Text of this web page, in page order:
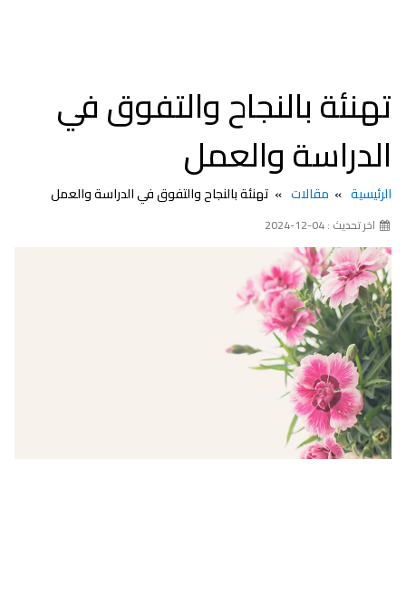
تهنئة بالنجاح والتفوق في
الدراسة والعمل
الرئيسية مقالات تهنئة بالنجاح والتفوق في الدراسة والعمل
اخر تحديث : 04-12-2024